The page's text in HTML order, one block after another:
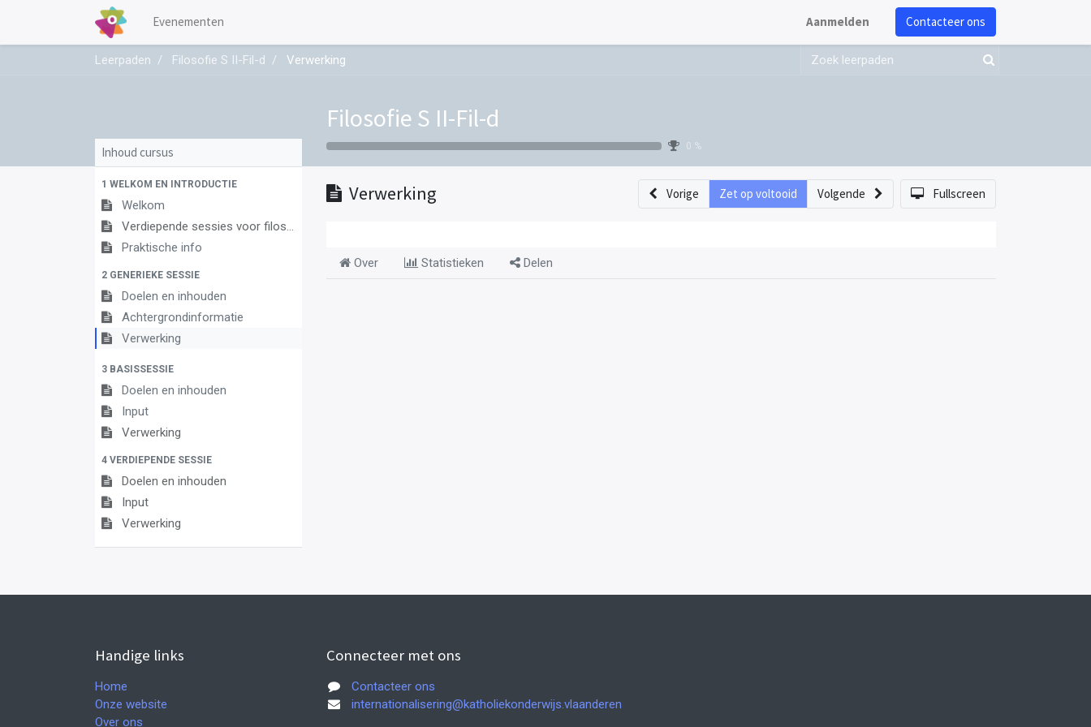
Evenementen Aanmelden Contacteer ons
Leerpaden Filosofie S II-Fil-d Verwerking
Filosofie S II-Fil-d
0 %
Inhoud cursus
1 WELKOM EN INTRODUCTIE
Welkom
Verdiepende sessies voor filosofie oktober-december 2021
Praktische info
2 GENERIEKE SESSIE
Doelen en inhouden
Achtergrondinformatie
Verwerking
3 BASISSESSIE
Doelen en inhouden
Input
Verwerking
4 VERDIEPENDE SESSIE
Doelen en inhouden
Input
Verwerking
Verwerking Vorige Zet op voltooid Volgende Fullscreen
Over Statistieken Delen
Handige links
Home
Onze website
Over ons
Connecteer met ons
Contacteer ons
internationalisering@katholiekonderwijs.vlaanderen